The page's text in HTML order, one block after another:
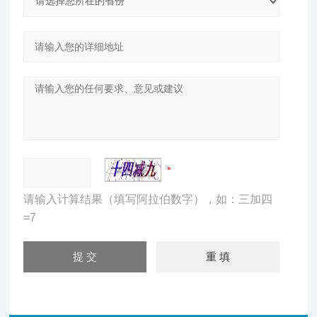
请输入计算结果（填写阿拉伯数字），如：三加四
=7